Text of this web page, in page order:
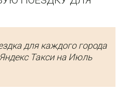
для каждого города
Такси на Июль